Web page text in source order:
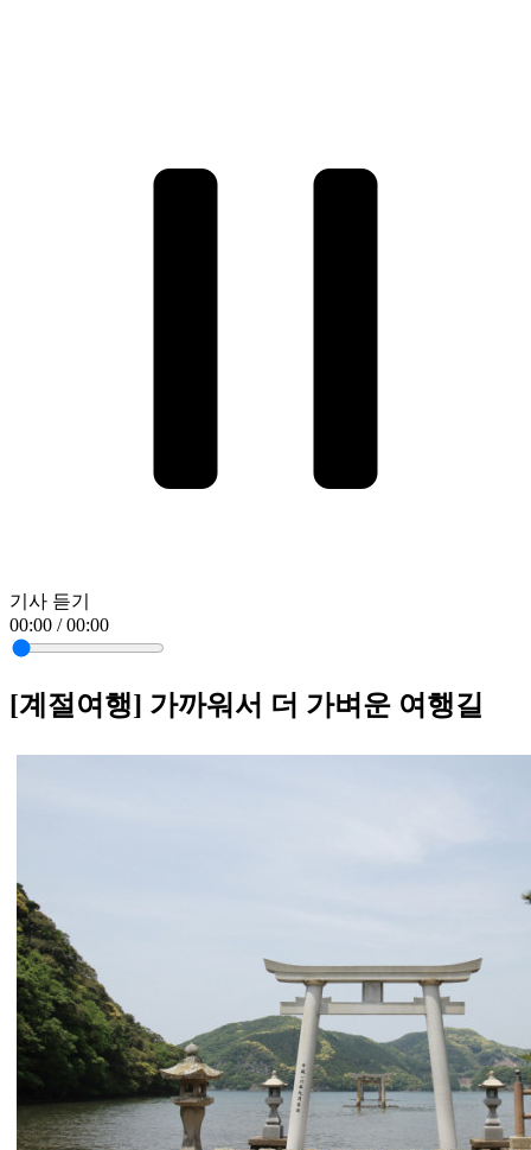
기사 듣기
00:00 / 00:00
[계절여행] 가까워서 더 가벼운 여행길